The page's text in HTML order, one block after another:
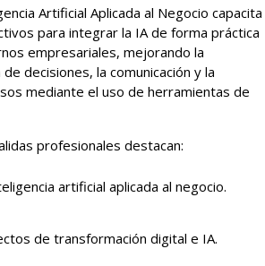
Artificial Aplicada al Negocio capacita
para integrar la IA de forma práctica
empresariales, mejorando la
decisiones, la comunicación y la
mediante el uso de herramientas de
profesionales destacan:
artificial aplicada al negocio.
de transformación digital e IA.